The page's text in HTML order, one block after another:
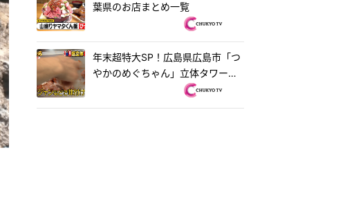
葉県のお店まとめ一覧
年末超特大SP！広島県広島市「つ
やかのめぐちゃん」立体タワーお
好み焼き＆茨城県水戸市「ラーメ